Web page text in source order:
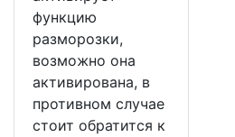
функцию
разморозки,
возможно она
активирована, в
противном случае
стоит обратится к